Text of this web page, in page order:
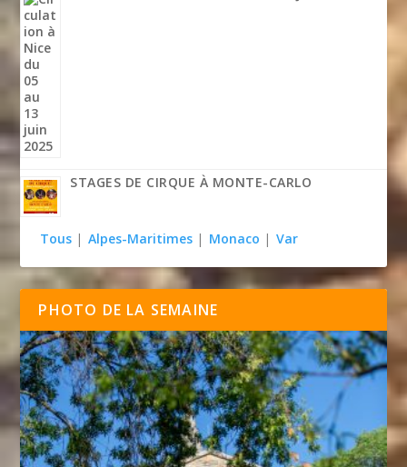
STAGES DE CIRQUE À MONTE-CARLO
Tous | Alpes-Maritimes | Monaco | Var
PHOTO DE LA SEMAINE